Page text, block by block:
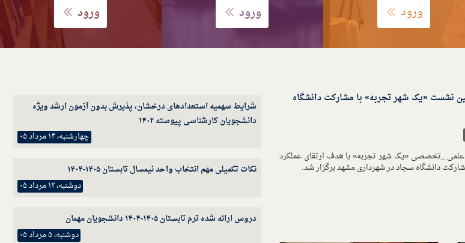
ورود ورود ورود
نشست «یک شهر تجربه» با مشارکت دانشگاه
_تخصصی «یک شهر تجربه» با هدف ارتقای عملکرد
دانشگاه سجاد در شهرداری مشهد برگزار شد.
شرایط سهمیه استعدادهای درخشان، پذیرش بدون آزمون ارشد ویژه
دانشجویان کارشناسی پیوسته ۱۴۰۲
چهارشنبه، ۱۴ مرداد ۰۵
نکات تکمیلی مهم انتخاب واحد نیمسال تابستان ۱۴۰۵-۱۴۰۴
دوشنبه، ۱۲ مرداد ۰۵
دروس ارائه شده ترم تابستان ۱۴۰۵-۱۴۰۴ دانشجویان مهمان
دوشنبه، ۵ مرداد ۰۵